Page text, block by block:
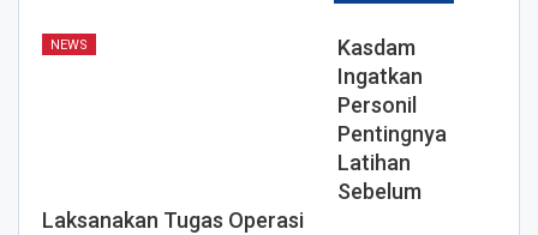
NEWS
Kasdam
Ingatkan
Personil
Pentingnya
Latihan
Sebelum
Laksanakan Tugas Operasi